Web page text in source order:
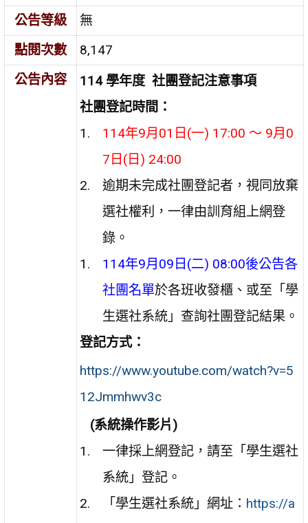
公告等級
無
點閱次數
8,147
公告內容
114 學年度 社團登記注意事項
社團登記時間：
114年9月01日(一) 17:00 ～ 9月0
7日(日) 24:00
逾期未完成社團登記者，視同放棄
選社權利，一律由訓育組上網登
錄。
114年9月09日(二) 08:00後公告各
社團名單於各班收發櫃、或至「學
生選社系統」查詢社團登記結果。
登記方式：
https://www.youtube.com/watch?v=5
12Jmmhwv3c
(系統操作影片)
一律採上網登記，請至「學生選社
系統」登記。
「學生選社系統」網址： https://a